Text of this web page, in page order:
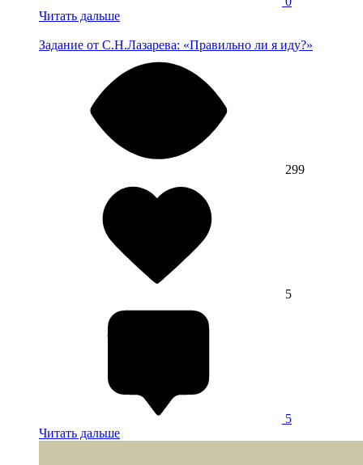
Читать дальше
Задание от С.Н.Лазарева: «Правильно ли я иду?»
299
5
5
Читать дальше